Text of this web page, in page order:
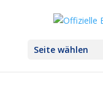
Seite wählen